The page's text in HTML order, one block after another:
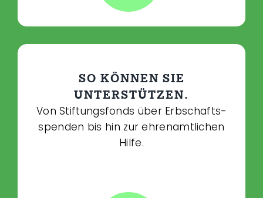
SO KÖNNEN SIE
UNTERSTÜTZEN.
Von Stiftungsfonds über Erbschafts­­
spenden bis hin zur ehrenamtlichen
Hilfe.